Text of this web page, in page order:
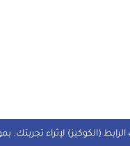
(الكوكيز) لإثراء تجربتك.